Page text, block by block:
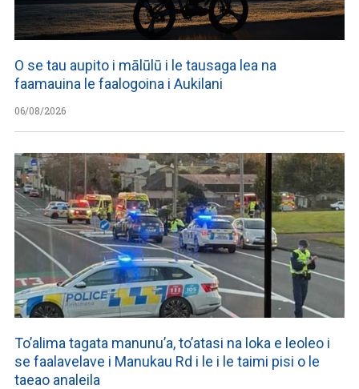
O se tau aupito i mālūlū i le tausaga lea na
faamauina le faalogoina i Aukilani
06/08/2026
To’alima tagata manunu’a, to’atasi na loka e leoleo i
se faalavelave i Manukau Rd i le i le taimi pisi o le
taeao analeila